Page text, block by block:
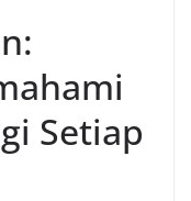
Setiap